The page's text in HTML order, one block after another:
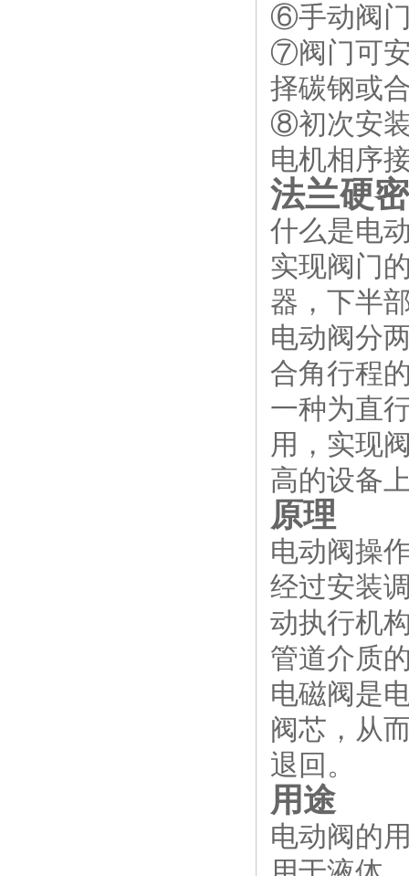
⑥手动阀
⑦阀门可
择碳钢或
⑧初次安
电机相序
法兰硬
什么是电
实现阀门
器，下半
电动阀分
合角行程
一种为直
用，实现
高的设备
原理
电动阀操
经过安装
动执行机
管道介质
电磁阀是
阀芯，从
退回。
用途
电动阀的